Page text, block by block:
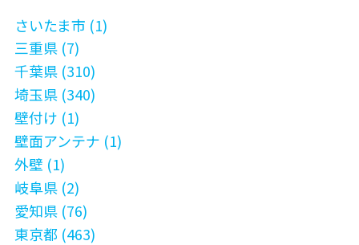
さいたま市 (1)
三重県 (7)
千葉県 (310)
埼玉県 (340)
壁付け (1)
壁面アンテナ (1)
外壁 (1)
岐阜県 (2)
愛知県 (76)
東京都 (463)